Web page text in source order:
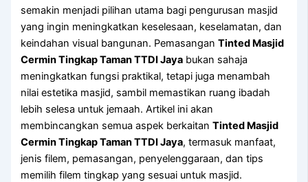
semakin menjadi pilihan utama bagi pengurusan masjid
yang ingin meningkatkan keselesaan, keselamatan, dan
keindahan visual bangunan. PemasanganTinted Masjid
Cermin Tingkap Taman TTDI Jaya bukan sahaja
meningkatkan fungsi praktikal, tetapi juga menambah
nilai estetika masjid, sambil memastikan ruang ibadah
lebih selesa untuk jemaah. Artikel ini akan
membincangkan semua aspek berkaitanTinted Masjid
Cermin Tingkap Taman TTDI Jaya, termasuk manfaat,
jenis filem, pemasangan, penyelenggaraan, dan tips
memilih filem tingkap yang sesuai untuk masjid.